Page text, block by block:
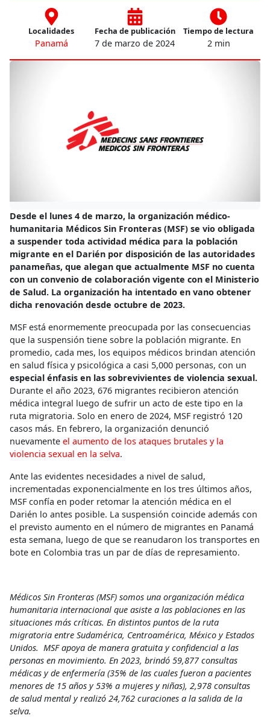
Localidades
Panamá
Fecha de publicación
7 de marzo de 2024
Tiempo de lectura
2 min
Desde el lunes 4 de marzo, la organización médico-
humanitaria Médicos Sin Fronteras (MSF) se vio obligada
a suspender toda actividad médica para la población
migrante en el Darién por disposición de las autoridades
panameñas, que alegan que actualmente MSF no cuenta
con un convenio de colaboración vigente con el Ministerio
de Salud. La organización ha intentado en vano obtener
dicha renovación desde octubre de 2023.
MSF está enormemente preocupada por las consecuencias
que la suspensión tiene sobre la población migrante. En
promedio, cada mes, los equipos médicos brindan atención
en salud física y psicológica a casi 5,000 personas, con un
especial énfasis en las sobrevivientes de violencia sexual.
Durante el año 2023, 676 migrantes recibieron atención
médica integral luego de sufrir un acto de este tipo en la
ruta migratoria. Solo en enero de 2024, MSF registró 120
casos más. En febrero, la organización denunció
nuevamente el aumento de los ataques brutales y la
violencia sexual en la selva.
Ante las evidentes necesidades a nivel de salud,
incrementadas exponencialmente en los tres últimos años,
MSF confía en poder retomar la atención médica en el
Darién lo antes posible. La suspensión coincide además con
el previsto aumento en el número de migrantes en Panamá
esta semana, luego de que se reanudaron los transportes en
bote en Colombia tras un par de días de represamiento.
Médicos Sin Fronteras (MSF) somos una organización médica
humanitaria internacional que asiste a las poblaciones en las
situaciones más críticas. En distintos puntos de la ruta
migratoria entre Sudamérica, Centroamérica, México y Estados
Unidos. MSF apoya de manera gratuita y confidencial a las
personas en movimiento. En 2023, brindó 59,877 consultas
médicas y de enfermería (35% de las cuales fueron a pacientes
menores de 15 años y 53% a mujeres y niñas), 2,978 consultas
de salud mental y realizó 24,762 curaciones a la salida de la
selva.